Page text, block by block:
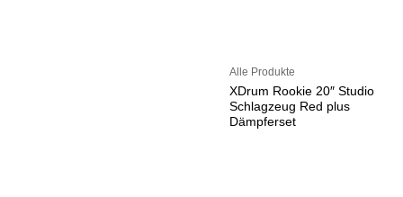
Alle Produkte
XDrum Rookie 20″ Studio
Schlagzeug Red plus
Dämpferset